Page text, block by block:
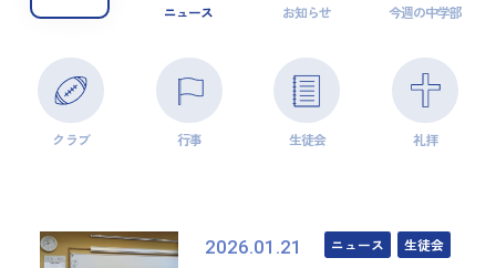
ニュース お知らせ 今週の中学部
クラブ 行事 生徒会 礼拝
2026.01.21 ニュース 生徒会